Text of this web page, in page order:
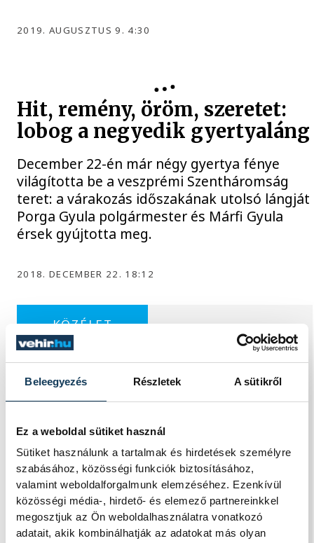
Beleegyezés Részletek A sütikről
Ez a weboldal sütiket használ
Sütiket használunk a tartalmak és hirdetések személyre
szabásához, közösségi funkciók biztosításához,
valamint weboldalforgalmunk elemzéséhez. Ezenkívül
közösségi média-, hirdető- és elemező partnereinkkel
megosztjuk az Ön weboldalhasználatra vonatkozó
adatait, akik kombinálhatják az adatokat más olyan
2019. AUGUSZTUS 9. 4:30
Hit, remény, öröm, szeretet:
lobog a negyedik gyertyaláng
December 22-én már négy gyertya fénye
világította be a veszprémi Szentháromság
teret: a várakozás időszakának utolsó lángját
Porga Gyula polgármester és Márfi Gyula
érsek gyújtotta meg.
2018. DECEMBER 22. 18:12
KÖZÉLET
Egy furcsa halkonzerv lett
az Év Strandétele -
mutatjuk!
A Balatoni Kör idén tizenkettedik
alkalommal hirdette meg az év
strandétele versenyt, amelyre minden
eddiginél több, 22 vendéglátóhely 44